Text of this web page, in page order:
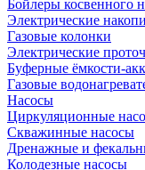
Бойлеры косвенного
Электрические
Газовые колонки
Электрические
Буферные ёмкости-
Газовые
Насосы
Циркуляционные
Скважинные насосы
Дренажные и
Колодезные насосы